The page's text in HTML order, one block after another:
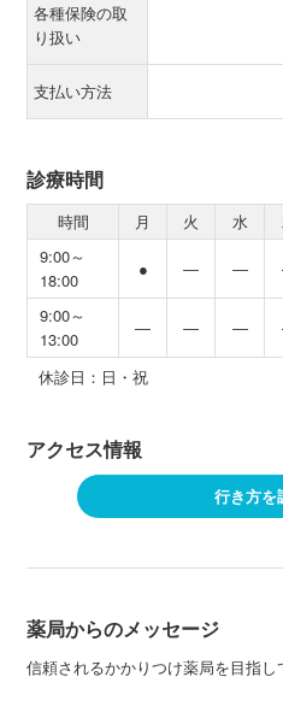
各種保険の取
り扱い
支払い方法
診療時間
時間 月 火 水
9:00～
18:00
● ― ―
9:00～
13:00
― ― ―
休診日：日・祝
アクセス情報
行き方を
薬局からのメッセージ
信頼されるかかりつけ薬局を目指し